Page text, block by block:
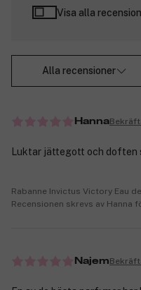
Visa alla
Alla recensioner
Hanna
Luktar jättegott och doften
Rabanne Invictus Victory Eau
Recensionen skrevs av Hanna
Najem